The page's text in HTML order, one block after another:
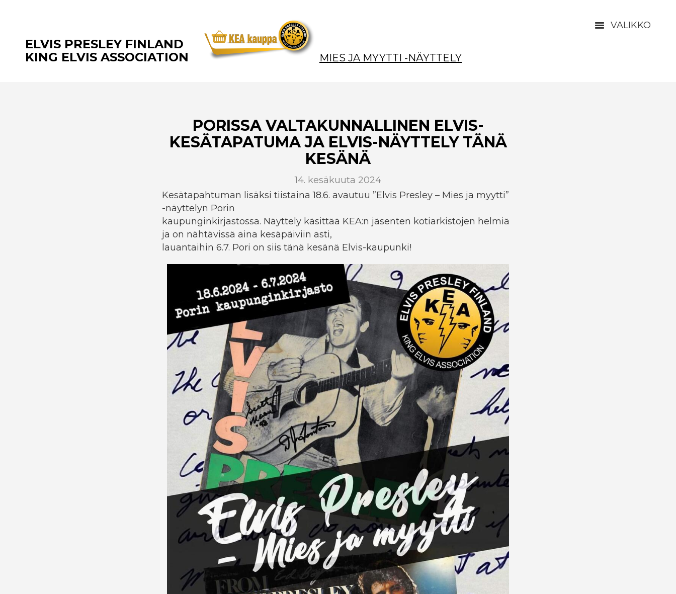
VALIKKO
ELVIS PRESLEY FINLAND
KING ELVIS ASSOCIATION
MIES JA MYYTTI -NÄYTTELY
PORISSA VALTAKUNNALLINEN ELVIS-
KESÄTAPATUMA JA ELVIS-NÄYTTELY TÄNÄ
KESÄNÄ
14. kesäkuuta 2024
Kesätapahtuman lisäksi tiistaina 18.6. avautuu ”Elvis Presley – Mies ja myytti”
-näyttelyn Porin
kaupunginkirjastossa. Näyttely käsittää KEA:n jäsenten kotiarkistojen helmiä
ja on nähtävissä aina kesäpäiviin asti,
lauantaihin 6.7. Pori on siis tänä kesänä Elvis-kaupunki!